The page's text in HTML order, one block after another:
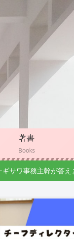
著書
Books
サワ事務主幹が答え